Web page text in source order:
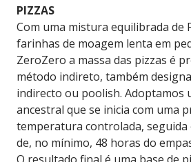
PIZZAS
Com uma mistura equilibrada de
farinhas de moagem lenta em
ZeroZero a massa das pizzas é
método indireto, também
indirecto ou poolish. Adoptamos
ancestral que se inicia com uma
temperatura controlada, seguida
de, no mínimo, 48 horas do